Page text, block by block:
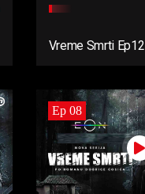
Vreme Smrti Ep12
Ep 08